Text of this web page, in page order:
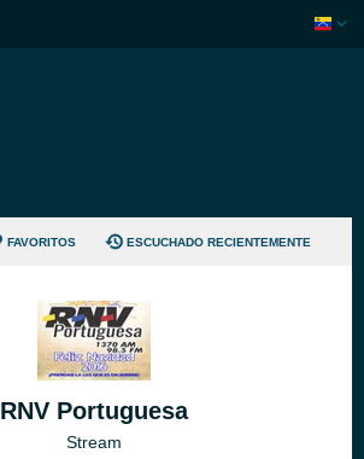
FAVORITOS ESCUCHADO RECIENTEMENTE
RNV Portuguesa
Stream